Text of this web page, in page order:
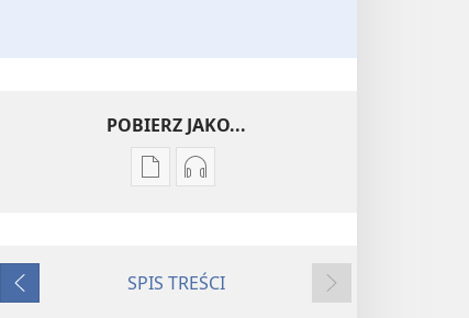
POBIERZ JAKO...
Ustawienia
PRZEBUDŹCIE
Ustawienia
PRZEBUDŹCIE
Wstecz
SPIS TREŚCI
Dalej